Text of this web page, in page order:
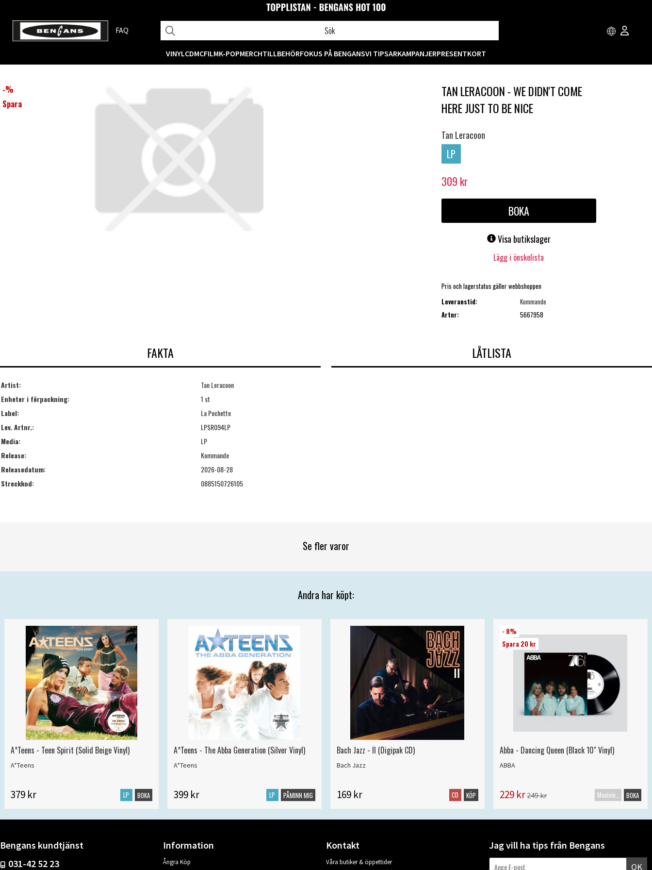
FAQ
VINYLCDMCFILMK-POPMERCHTILLBEHÖRFOKUS PÅ BENGANSVI TIPSARKAMPANJERPRESENTKORT
-%
Spara
TAN LERACOON - WE DIDN'T COME
HERE JUST TO BE NICE
Tan Leracoon
LP
309 kr
BOKA
Visa butikslager
Lägg i önskelista
Pris och lagerstatus gäller webbshoppen
Leveranstid:
Kommande
Artnr:
5667958
FAKTA
Artist:
Tan Leracoon
Enheter i förpackning:
1 st
Label:
La Pochette
Lev. Artnr.:
LPSR094LP
Media:
LP
Release:
Kommande
Releasedatum:
2026-08-28
Streckkod:
0885150726105
LÅTLISTA
Se fler varor
Andra har köpt:
A*Teens - Teen Spirit (Solid Beige Vinyl)
A*Teens
379 kr LP BOKA
A*Teens - The Abba Generation (Silver Vinyl)
A*Teens
399 kr LP PÅMINN MIG
Bach Jazz - II (Digipak CD)
Bach Jazz
169 kr CD KÖP
- 8%
Spara 20 kr
Abba - Dancing Queen (Black 10" Vinyl)
ABBA
229 kr249 kr Maxisingel BOKA
Bengans kundtjänst
031-42 52 23
Information
Ångra Köp
Kontakt
Våra butiker & öppettider
Jag vill ha tips från Bengans
OK